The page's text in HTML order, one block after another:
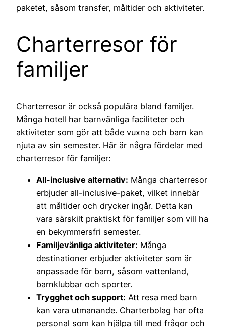
paketet, såsom transfer, måltider och aktiviteter.
Charterresor för
familjer
Charterresor är också populära bland familjer.
Många hotell har barnvänliga faciliteter och
aktiviteter som gör att både vuxna och barn kan
njuta av sin semester. Här är några fördelar med
charterresor för familjer:
All-inclusive alternativ: Många charterresor
erbjuder all-inclusive-paket, vilket innebär
att måltider och drycker ingår. Detta kan
vara särskilt praktiskt för familjer som vill ha
en bekymmersfri semester.
Familjevänliga aktiviteter: Många
destinationer erbjuder aktiviteter som är
anpassade för barn, såsom vattenland,
barnklubbar och sporter.
Trygghet och support: Att resa med barn
kan vara utmanande. Charterbolag har ofta
personal som kan hjälpa till med frågor och